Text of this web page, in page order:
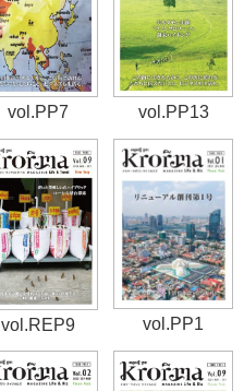
vol.PP7 vol.PP13
vol.REP9 vol.PP1